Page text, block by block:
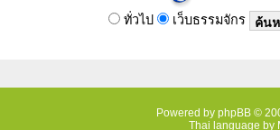
ทั่วไป เว็บธรรมจักร
Powered by phpBB ©
Thai language by